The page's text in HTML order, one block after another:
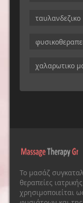
ταυλανδεζικο
χαλαρωτικο
Το μασάζ
θεραπείες
χρησιμοποιείται